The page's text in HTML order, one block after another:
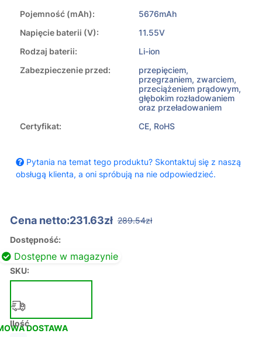
Pojemność (mAh):
5676mAh
Napięcie baterii (V):
11.55V
Rodzaj baterii:
Li-ion
Zabezpieczenie przed:
przepięciem,
przegrzaniem, zwarciem,
przeciążeniem prądowym,
głębokim rozładowaniem
oraz przeładowaniem
Certyfikat:
CE, RoHS
Pytania na temat tego produktu? Skontaktuj się z naszą
obsługą klienta, a oni spróbują na nie odpowiedzieć.
Cena netto:231.63zł 289.54zł
Dostępność:
Dostępne w magazynie
SKU:
DOSTAWA
Ilość